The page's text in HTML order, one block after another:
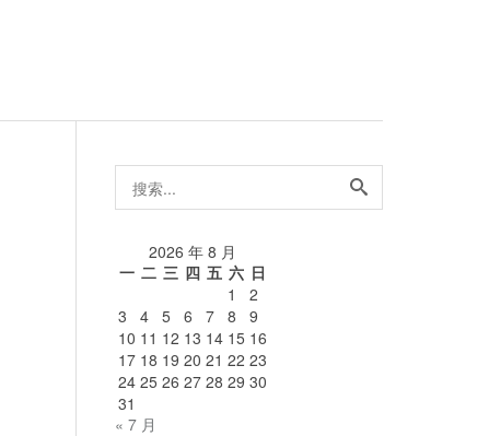
搜
索...
2026 年 8 月
一 二 三 四 五 六 日
1
2
3
4 5 6 7 8
9
10 11 12 13 14 15 16
17 18 19 20 21 22 23
24 25 26 27 28 29 30
31
« 7 月